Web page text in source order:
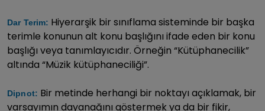
Dar Terim: Hiyerarşik bir sınıflama sisteminde bir başka
terimle konunun alt konu başlığını ifade eden bir konu
başlığı veya tanımlayıcıdır. Örneğin “Kütüphanecilik”
altında “Müzik kütüphaneciliği”.
Dipnot: Bir metinde herhangi bir noktayı açıklamak, bir
varsayımın dayanağını göstermek ya da bir fikir,